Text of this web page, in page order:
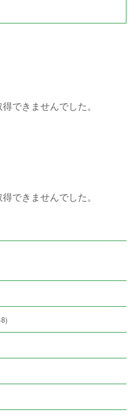
できませんでした。
できませんでした。
)